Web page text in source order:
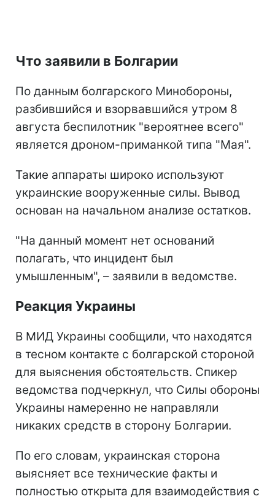
Что заявили в Болгарии
По данным болгарского Минобороны,
разбившийся и взорвавшийся утром 8
августа беспилотник "вероятнее всего"
является дроном-приманкой типа "Мая".
Такие аппараты широко используют
украинские вооруженные силы. Вывод
основан на начальном анализе остатков.
"На данный момент нет оснований
полагать, что инцидент был
умышленным", – заявили в ведомстве.
Реакция Украины
В МИД Украины сообщили, что находятся
в тесном контакте с болгарской стороной
для выяснения обстоятельств. Спикер
ведомства подчеркнул, что Силы обороны
Украины намеренно не направляли
никаких средств в сторону Болгарии.
По его словам, украинская сторона
выясняет все технические факты и
полностью открыта для взаимодействия с